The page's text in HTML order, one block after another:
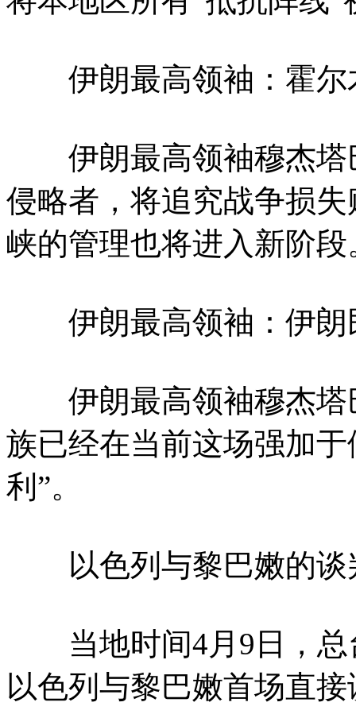
伊朗最高领袖：霍尔
伊朗最高领袖穆杰塔
侵略者，将追究战争损
峡的管理也将进入新阶段
伊朗最高领袖：伊朗
伊朗最高领袖穆杰塔
族已经在当前这场强加
利”。
以色列与黎巴嫩的谈
当地时间4月9日，总
以色列与黎巴嫩首场直